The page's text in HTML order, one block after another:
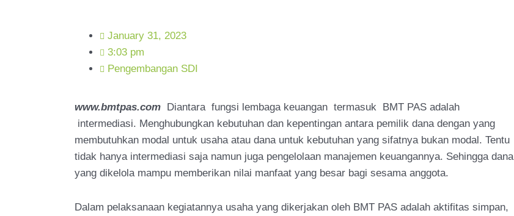
January 31, 2023
3:03 pm
Pengembangan SDI
www.bmtpas.com Diantara fungsi lembaga keuangan termasuk
BMT PAS adalah
intermediasi. Menghubungkan kebutuhan dan kepentingan antara pemilik dana dengan yang
membutuhkan modal untuk usaha atau dana untuk kebutuhan yang sifatnya bukan modal. Tentu
tidak hanya intermediasi saja namun juga pengelolaan manajemen keuangannya. Sehingga dana
yang dikelola mampu memberikan nilai manfaat yang besar bagi sesama anggota.
Dalam pelaksanaan kegiatannya usaha yang dikerjakan oleh BMT PAS adalah aktifitas simpan,